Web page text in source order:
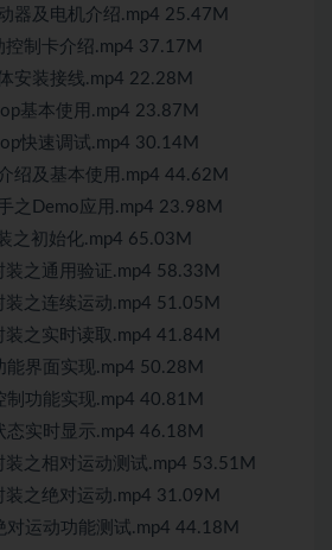
器及电机介绍.mp4 25.47M
制卡介绍.mp4 37.17M
安装接线.mp4 22.28M
基本使用.mp4 23.87M
快速调试.mp4 30.14M
绍及基本使用.mp4 44.62M
之Demo应用.mp4 23.98M
之初始化.mp4 65.03M
之通用验证.mp4 58.33M
之连续运动.mp4 51.05M
之实时读取.mp4 41.84M
界面实现.mp4 50.28M
功能实现.mp4 40.81M
实时显示.mp4 46.18M
之相对运动测试.mp4 53.51M
之绝对运动.mp4 31.09M
运动功能测试.mp4 44.18M